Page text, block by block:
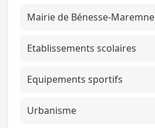
Mairie de Bénesse-Maremne
Etablissements scolaires
Equipements sportifs
Urbanisme